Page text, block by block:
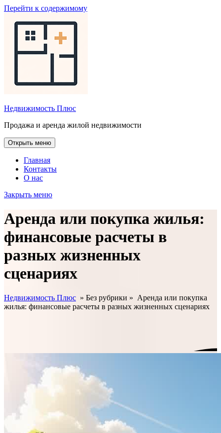
Перейти к содержимому
Недвижимость Плюс
Продажа и аренда жилой недвижимости
Открыть меню
Главная
Контакты
О нас
Закрыть меню
Аренда или покупка жилья:
финансовые расчеты в
разных жизненных
сценариях
Недвижимость Плюс » Без рубрики » Аренда или покупка
жилья: финансовые расчеты в разных жизненных сценариях